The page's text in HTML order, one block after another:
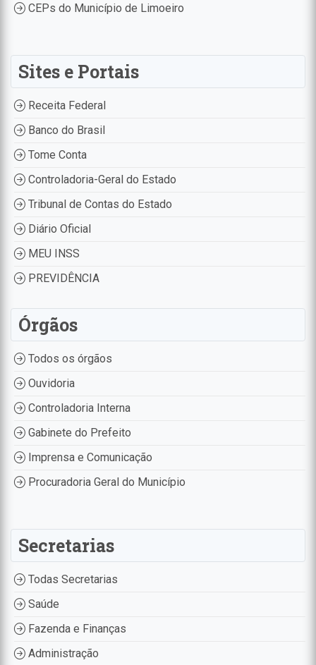
CEPs do Município de Limoeiro
Sites e Portais
Receita Federal
Banco do Brasil
Tome Conta
Controladoria-Geral do Estado
Tribunal de Contas do Estado
Diário Oficial
MEU INSS
PREVIDÊNCIA
Órgãos
Todos os órgãos
Ouvidoria
Controladoria Interna
Gabinete do Prefeito
Imprensa e Comunicação
Procuradoria Geral do Município
Secretarias
Todas Secretarias
Saúde
Fazenda e Finanças
Administração